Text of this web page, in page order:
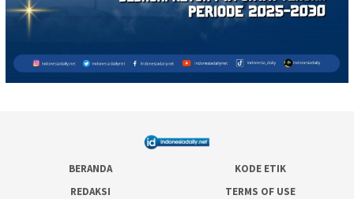
BERANDA
KODE ETIK
REDAKSI
TERMS OF USE